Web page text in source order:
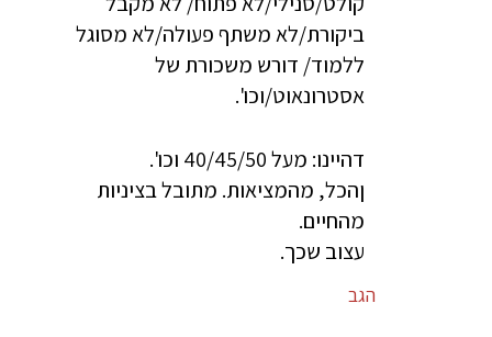
ביקורת/לא משתף פעולה/לא מסוגל
ללמוד/ דורש משכורת של
אסטרונאוט/וכו'.
דהיינו: מעל 40/45/50 וכו'.
ןהכל, מהמציאות. מתובל בציניות
מהחיים.
עצוב שכך.
הגב